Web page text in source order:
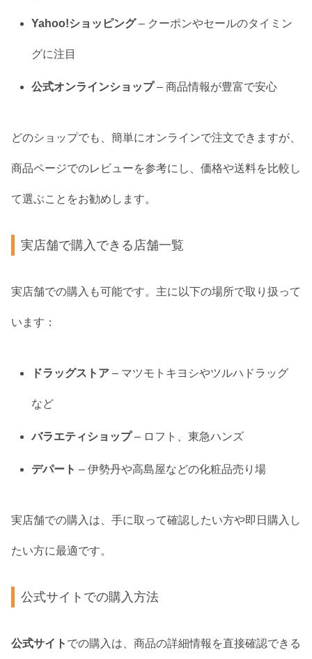
Yahoo!ショッピング– クーポンやセールのタイミン
グに注目
公式オンラインショップ– 商品情報が豊富で安心
どのショップでも、簡単にオンラインで注文できますが、
商品ページでのレビューを参考にし、価格や送料を比較し
て選ぶことをお勧めします。
実店舗で購入できる店舗一覧
実店舗での購入も可能です。主に以下の場所で取り扱って
います：
ドラッグストア – マツモトキヨシやツルハドラッグ
など
バラエティショップ– ロフト、東急ハンズ
デパート – 伊勢丹や高島屋などの化粧品売り場
実店舗での購入は、手に取って確認したい方や即日購入し
たい方に最適です。
公式サイトでの購入方法
公式サイト での購入は、商品の詳細情報を直接確認できる